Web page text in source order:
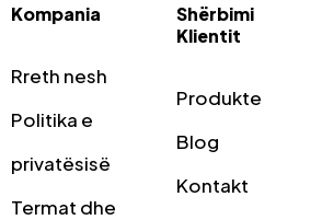
Kompania
Rreth nesh
Politika e
privatësisë
Termat dhe
Shërbimi
Klientit
Produkte
Blog
Kontakt